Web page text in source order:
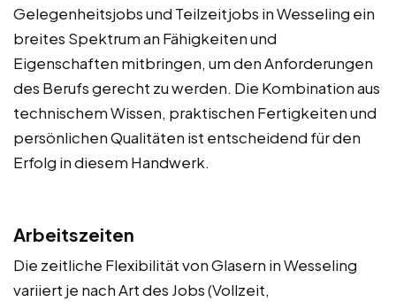
Gelegenheitsjobs und Teilzeitjobs in Wesseling ein
breites Spektrum an Fähigkeiten und
Eigenschaften mitbringen, um den Anforderungen
des Berufs gerecht zu werden. Die Kombination aus
technischem Wissen, praktischen Fertigkeiten und
persönlichen Qualitäten ist entscheidend für den
Erfolg in diesem Handwerk.
Arbeitszeiten
Die zeitliche Flexibilität von Glasern in Wesseling
variiert je nach Art des Jobs (Vollzeit,